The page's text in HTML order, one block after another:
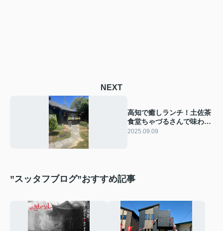
NEXT
高知で癒しランチ！土佐茶
食堂ちゃづるさんで味わう
体に優しいごはんと絶品ス
2025.09.09
”スッタフブログ”おすすめ記事